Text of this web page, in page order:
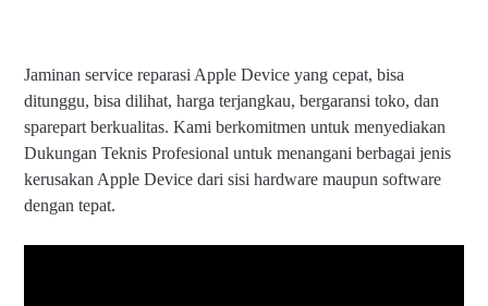
Jaminan service reparasi Apple Device yang cepat, bisa
ditunggu, bisa dilihat, harga terjangkau, bergaransi toko, dan
sparepart berkualitas. Kami berkomitmen untuk menyediakan
Dukungan Teknis Profesional untuk menangani berbagai jenis
kerusakan Apple Device dari sisi hardware maupun software
dengan tepat.